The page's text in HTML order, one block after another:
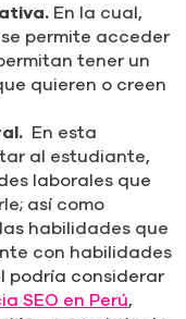
En la cual,
permite acceder
tener un
quieren o creen
En esta
al estudiante,
laborales que
así como
habilidades que
con habilidades
considerar
SEO en Perú,